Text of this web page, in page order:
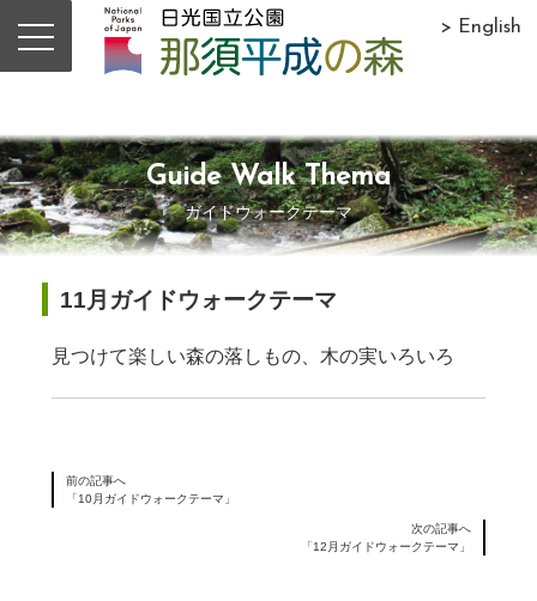
> English
Guide Walk Thema
ガイドウォークテーマ
11月ガイドウォークテーマ
見つけて楽しい森の落しもの、木の実いろいろ
前の記事へ
「10月ガイドウォークテーマ」
次の記事へ
「12月ガイドウォークテーマ」